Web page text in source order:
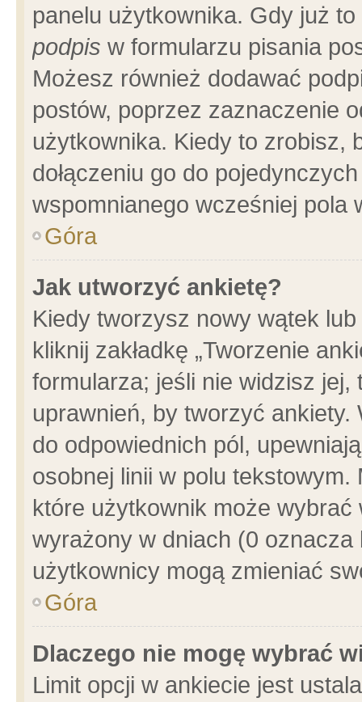
panelu użytkownika. Gdy już
podpis w formularzu pisania
Możesz również dodawać
postów, poprzez zaznaczenie
użytkownika. Kiedy to zrobisz,
dołączeniu go do
wspomnianego wcześniej pola
Góra
Jak utworzyć ankietę?
Kiedy tworzysz nowy wątek
kliknij zakładkę „Tworzenie
formularza; jeśli nie widzisz
uprawnień, by tworzyć ankiety.
do odpowiednich pól,
osobnej linii w polu
które użytkownik może
wyrażony w dniach (0
użytkownicy mogą zmieniać
Góra
Dlaczego nie mogę wybrać
Limit opcji w ankiecie jest